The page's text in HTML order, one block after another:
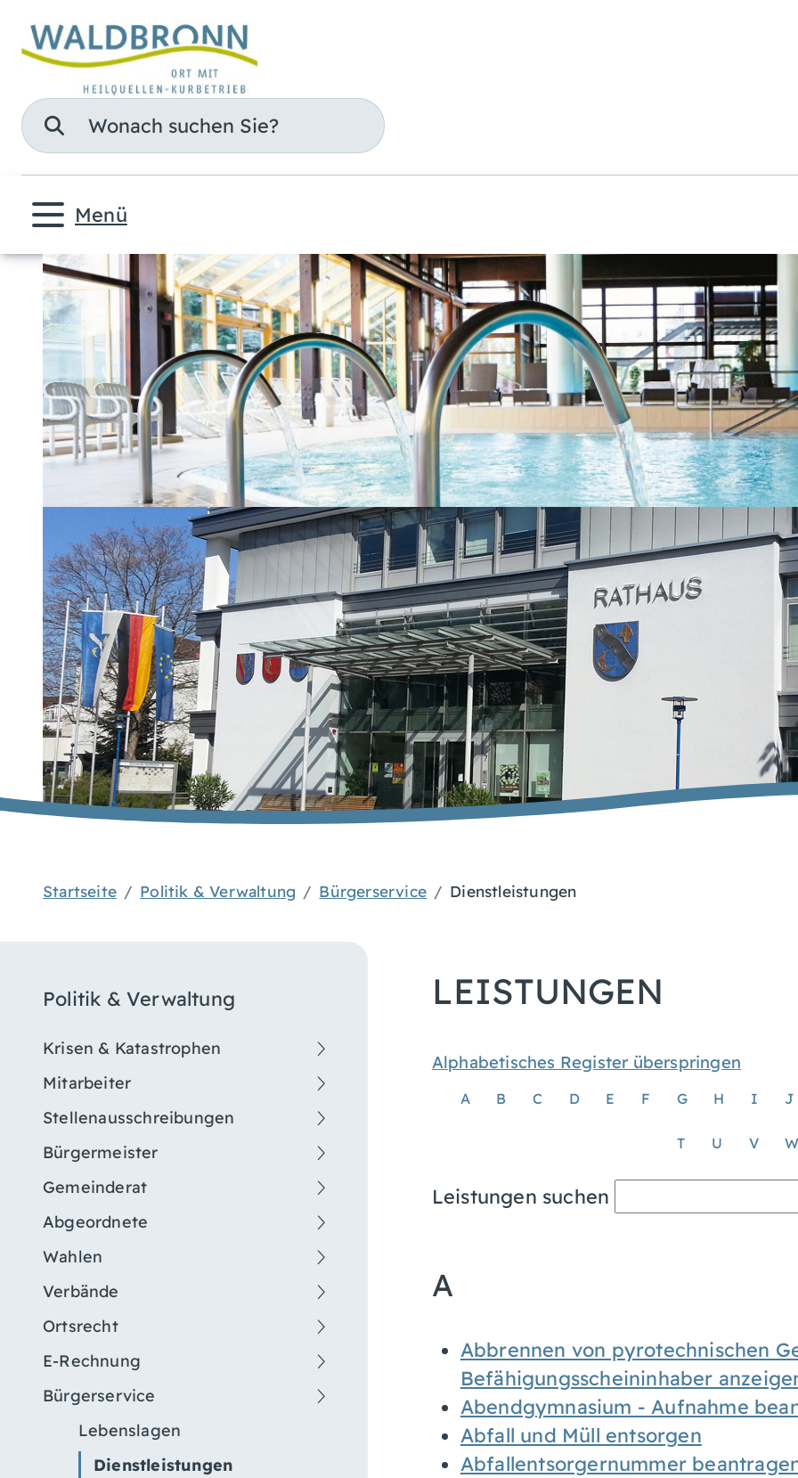
Suche
Menü
Startseite Politik & Verwaltung Bürgerservice Dienstleistungen
Politik & Verwaltung
Krisen & Katastrophen
Mitarbeiter
Stellenausschreibungen
Bürgermeister
Gemeinderat
Abgeordnete
Wahlen
Verbände
Ortsrecht
E-Rechnung
Bürgerservice
Lebenslagen
Dienstleistungen
LEISTUNGEN
Alphabetisches Register überspringen
A B C D E F G H I J
T U V W
Leistungen suchen
A
Abbrennen von pyrotechnischen
Befähigungsscheininhaber
Abendgymnasium - Aufnahme
Abfall und Müll entsorgen
Abfallentsorgernummer